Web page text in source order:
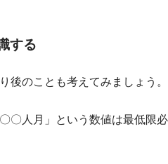
する
後のことも考えてみましょう。
〇人月」という数値は最低限必